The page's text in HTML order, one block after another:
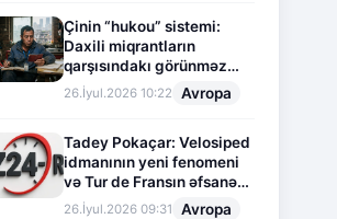
Çinin “hukou” sistemi:
Daxili miqrantların
qarşısındakı görünməz
sədd
26.İyul.2026 10:22 Avropa
Tadey Pokaçar: Velosiped
idmanının yeni fenomeni
və Tur de Fransın əfsanəvi
səhifəsi
26.İyul.2026 09:31 Avropa